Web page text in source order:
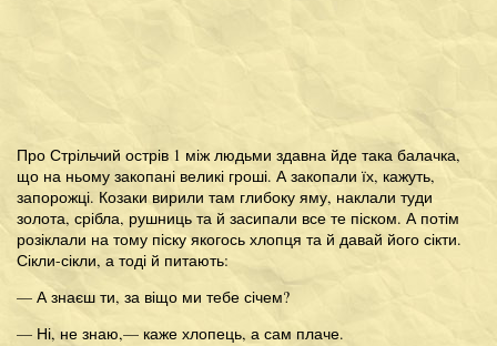
Про Стрільчий острів 1 між людьми здавна йде така балачка,
що на ньому закопані великі гроші. А закопали їх, кажуть,
запорожці. Козаки вирили там глибоку яму, наклали туди
золота, срібла, рушниць та й засипали все те піском. А потім
розіклали на тому піску якогось хлопця та й давай його сікти.
Сікли-сікли, а тоді й питають:
— А знаєш ти, за віщо ми тебе січем?
— Ні, не знаю,— каже хлопець, а сам плаче.